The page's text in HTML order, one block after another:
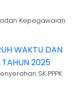
Kepegawaian
WAKTU DAN
TAHUN 2025
SK PPPK